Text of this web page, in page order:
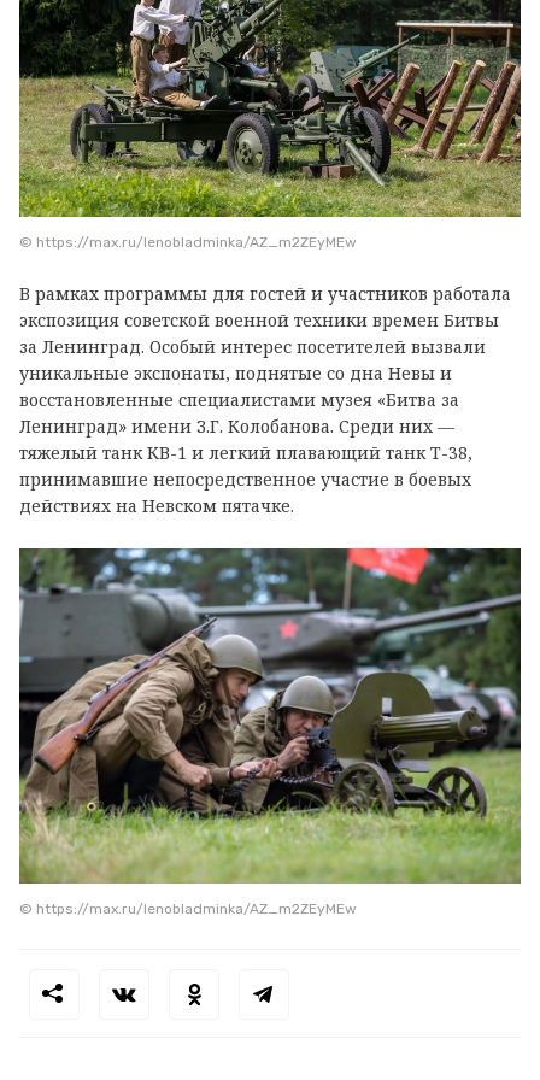
© https://max.ru/lenobladminka/AZ_m2ZEyMEw
В рамках программы для гостей и участников работала
экспозиция советской военной техники времен Битвы
за Ленинград. Особый интерес посетителей вызвали
уникальные экспонаты, поднятые со дна Невы и
восстановленные специалистами музея «Битва за
Ленинград» имени З.Г. Колобанова. Среди них —
тяжелый танк КВ-1 и легкий плавающий танк Т-38,
принимавшие непосредственное участие в боевых
действиях на Невском пятачке.
© https://max.ru/lenobladminka/AZ_m2ZEyMEw